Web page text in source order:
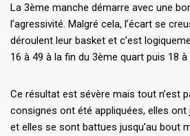
La 3ème manche démarre avec une
l’agressivité. Malgré cela, l’écart se
déroulent leur basket et c’est
16 à 49 à la fin du 3ème quart puis 18 à
Ce résultat est sévère mais tout n’est
consignes ont été appliquées, elles ont
et elles se sont battues jusqu’au bout